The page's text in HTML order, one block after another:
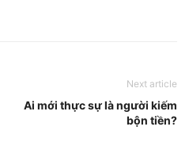
Next article
Ai mới thực sự là người kiếm
bộn tiền?